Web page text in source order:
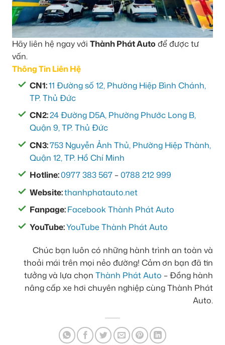
Hãy liên hệ ngay với Thành Phát Auto để được tư
vấn.
Thông Tin Liên Hệ
CN1:11 Đường số 12, Phường Hiệp Bình Chánh,
TP. Thủ Đức
CN2:24 Đường D5A, Phường Phước Long B,
Quận 9, TP. Thủ Đức
CN3:753 Nguyễn Ảnh Thủ, Phường Hiệp Thành,
Quận 12, TP. Hồ Chí Minh
Hotline:0977 383 567 –0788 212 999
Website:thanhphatauto.net
Fanpage:Facebook Thành Phát Auto
YouTube:YouTube Thành Phát Auto
Chúc bạn luôn có những hành trình an toàn và
thoải mái trên mọi nẻo đường! Cảm ơn bạn đã tin
tưởng và lựa chọn Thành Phát Auto – Đồng hành
nâng cấp xe hơi chuyên nghiệp cùng Thành Phát
Auto.